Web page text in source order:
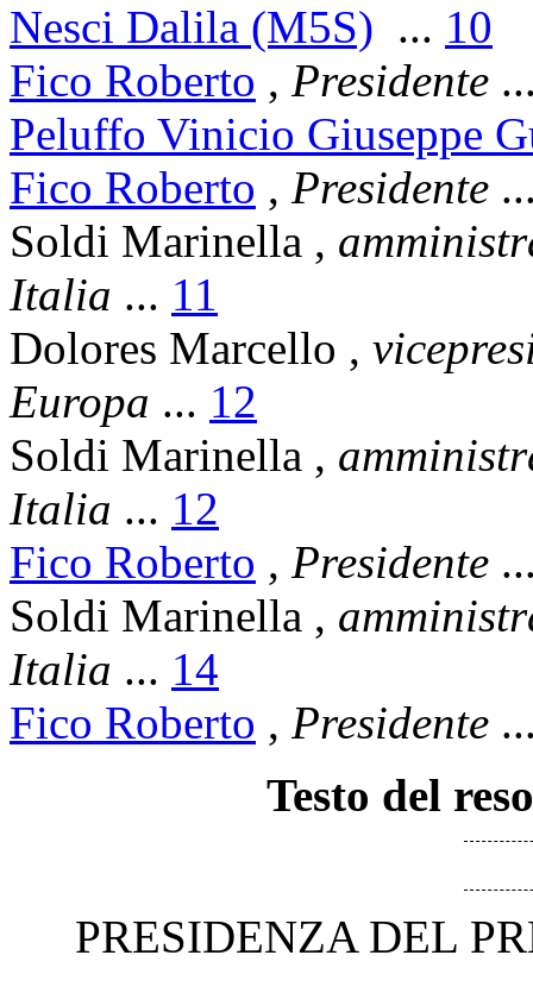
Nesci Dalila (M5S) ... 10
Fico Roberto , Presidente
Peluffo Vinicio Giuseppe
Fico Roberto , Presidente
Soldi Marinella ,
Italia ... 11
Dolores Marcello ,
Europa ... 12
Soldi Marinella ,
Italia ... 12
Fico Roberto , Presidente
Soldi Marinella ,
Italia ... 14
Fico Roberto , Presidente
Testo del
PRESIDENZA DEL